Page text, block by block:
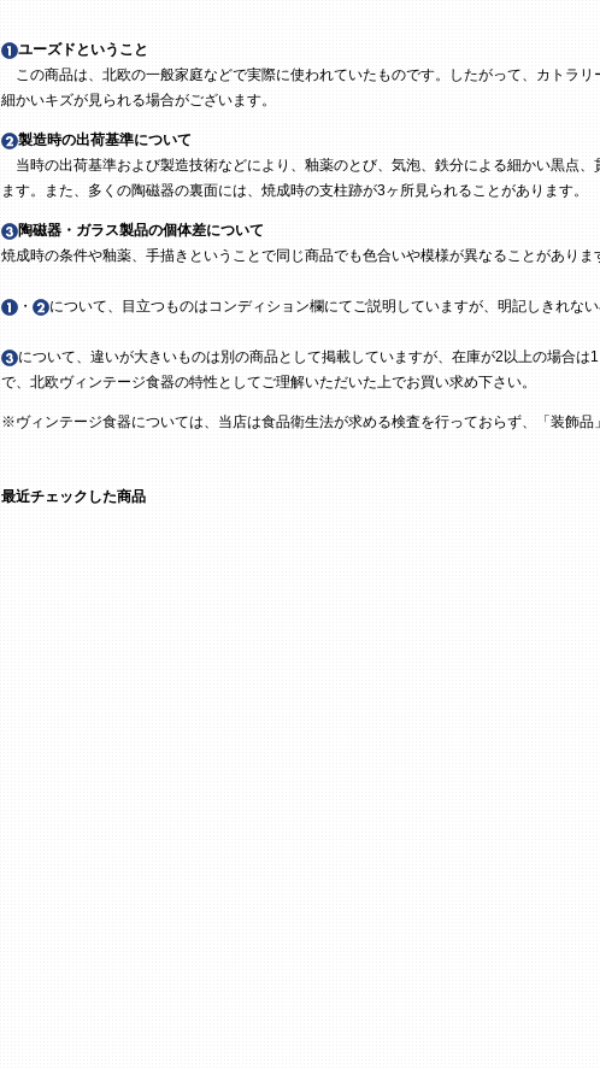
ユーズドということ
この商品は、北欧の一般家庭などで実際に使われていたものです。したがって、カトラ
細かいキズが見られる場合がございます。
製造時の出荷基準について
当時の出荷基準および製造技術などにより、釉薬のとび、気泡、鉄分による細かい黒点
ます。また、多くの陶磁器の裏面には、焼成時の支柱跡が3ヶ所見られることがあります。
陶磁器・ガラス製品の個体差について
焼成時の条件や釉薬、手描きということで同じ商品でも色合いや模様が異なることがありま
・ について、目立つものはコンディション欄にてご説明していますが、明記しきれな
について、違いが大きいものは別の商品として掲載していますが、在庫が2以上の場合
で、北欧ヴィンテージ食器の特性としてご理解いただいた上でお買い求め下さい。
※ヴィンテージ食器については、当店は食品衛生法が求める検査を行っておらず、「装飾品
最近チェックした商品